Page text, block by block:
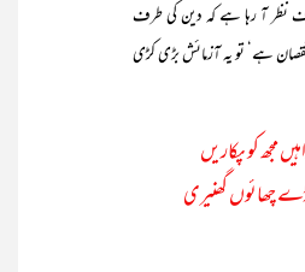
نظر آ رہا ہے کہ دین کی طرف
ہے‘ تو یہ آزمائش بڑی کڑی
مجھ کو پکاریں
چھائوں گھنیری